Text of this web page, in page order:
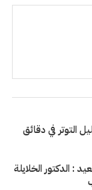
في دقائق
: الدكتور الخلايلة